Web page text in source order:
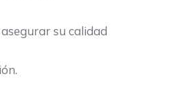
su calidad